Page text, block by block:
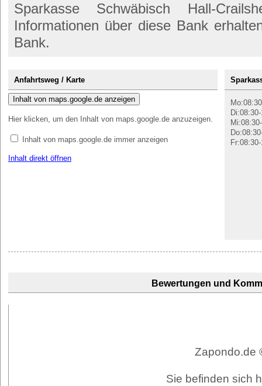
Sparkasse Schwäbisch Hall-
Informationen über diese Bank
Bank.
Anfahrtsweg / Karte
Inhalt von maps.google.de anzeigen
Hier klicken, um den Inhalt von maps.google.de anzuzeigen.
Inhalt von maps.google.de immer anzeigen
Inhalt direkt öffnen
Bewertungen und
Zapondo.de
Sie befinden sich